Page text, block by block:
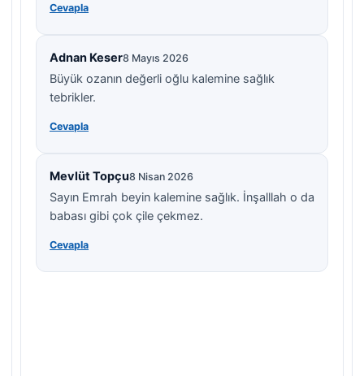
Cevapla
Adnan Keser8 Mayıs 2026
Büyük ozanın değerli oğlu kalemine sağlık
tebrikler.
Cevapla
Mevlüt Topçu8 Nisan 2026
Sayın Emrah beyin kalemine sağlık. İnşalllah o da
babası gibi çok çile çekmez.
Cevapla